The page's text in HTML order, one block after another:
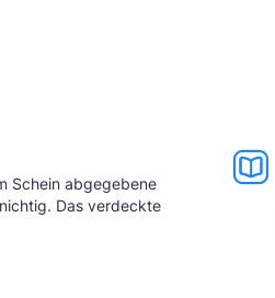
Schein abgegebene
Das verdeckte